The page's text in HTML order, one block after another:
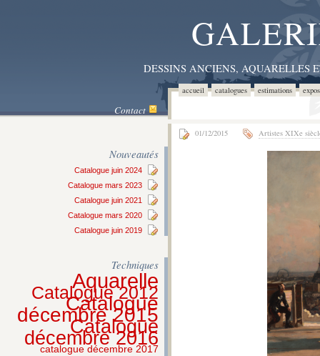
DESSINS ANCIENS,
accueil catalogues estimations
Contact
Nouveautés
Catalogue juin 2024
Catalogue mars 2023
Catalogue juin 2021
Catalogue mars 2020
Catalogue juin 2019
Techniques
Aquarelle
Catalogue 2012
Catalogue
décembre 2015
Catalogue
décembre 2016
catalogue décembre 2017
01/12/2015 Artistes XIXe